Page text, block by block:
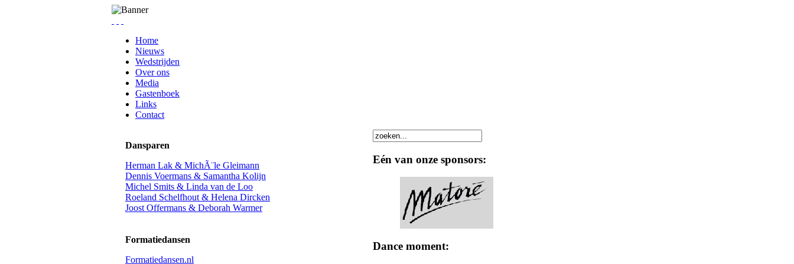
Home
Nieuws
Wedstrijden
Over ons
Media
Gastenboek
Links
Contact
Dansparen
Herman Lak & MichÃ¨le Gleimann
Dennis Voermans & Samantha Kolijn
Michel Smits & Linda van de Loo
Roeland Schelfhout & Helena Dircken
Joost Offermans & Deborah Warmer
Formatiedansen
Formatiedansen.nl
Eén van onze sponsors:
Dance moment: